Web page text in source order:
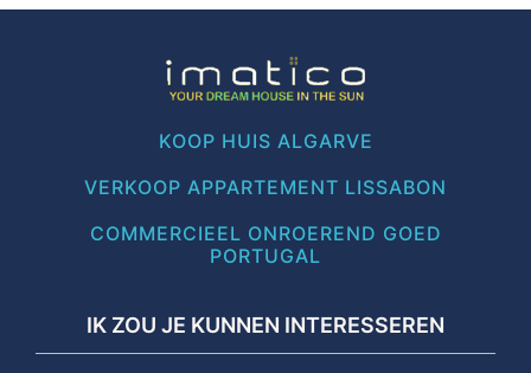
KOOP HUIS ALGARVE
VERKOOP APPARTEMENT LISSABON
COMMERCIEEL ONROEREND GOED
PORTUGAL
IK ZOU JE KUNNEN INTERESSEREN